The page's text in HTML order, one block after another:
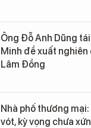
Ông Đỗ Anh Dũng
Minh đề xuất nghiên
Lâm Đồng
Nhà phố thương
vót, kỳ vọng chưa